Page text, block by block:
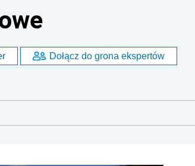
Dołącz do grona ekspertów